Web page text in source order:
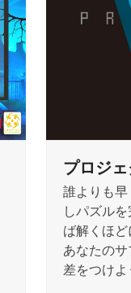
プロジ
誰よりも
しパズル
ば解くほ
あなたの
差をつけよ